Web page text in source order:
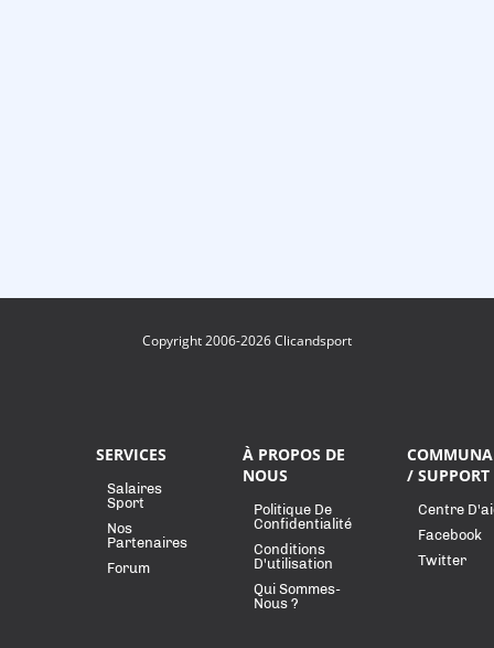
Copyright 2006-2026 Clicandsport
SERVICES
Salaires
Sport
Nos
Partenaires
Forum
À PROPOS DE
NOUS
Politique De
Confidentialité
Conditions
D'utilisation
Qui Sommes-
Nous ?
/ SUPPORT
Centre
Facebook
Twitter